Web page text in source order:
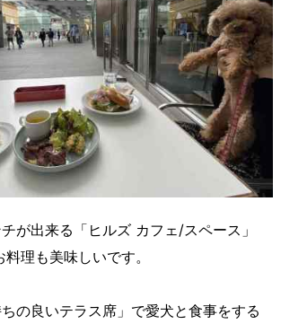
が出来る「ヒルズ カフェ/スペース」
理も美味しいです。
の良いテラス席」で愛犬と食事をする